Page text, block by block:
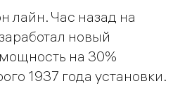
лайн. Час назад на
новый
на 30%
1937 года установки.